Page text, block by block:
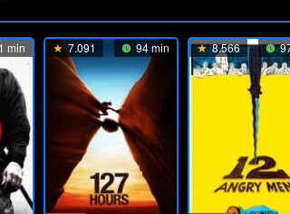
min 7.091 94 min 8.566